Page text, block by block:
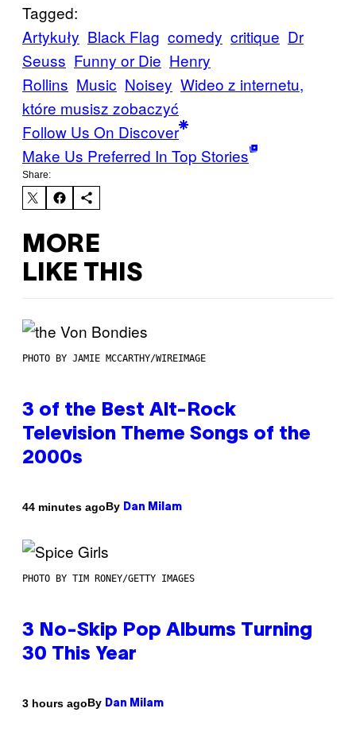
Tagged:
Artykuły Black Flag comedy critique Dr
Seuss Funny or Die Henry
Rollins Music Noisey Wideo z internetu,
które musisz zobaczyć
Follow Us On Discover
Make Us Preferred In Top Stories
Share:
MORE
LIKE THIS
PHOTO BY JAMIE MCCARTHY/WIREIMAGE
3 of the Best Alt-Rock
Television Theme Songs of the
2000s
44 minutes agoBy Dan Milam
PHOTO BY TIM RONEY/GETTY IMAGES
3 No-Skip Pop Albums Turning
30 This Year
3 hours agoBy Dan Milam